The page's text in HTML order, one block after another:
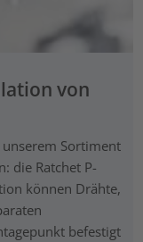
von
Sortiment
die Ratchet P-
können Drähte,
befestigt